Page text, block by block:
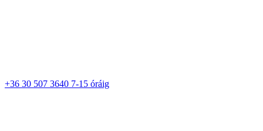
+36 30 507 3640 7-15 óráig